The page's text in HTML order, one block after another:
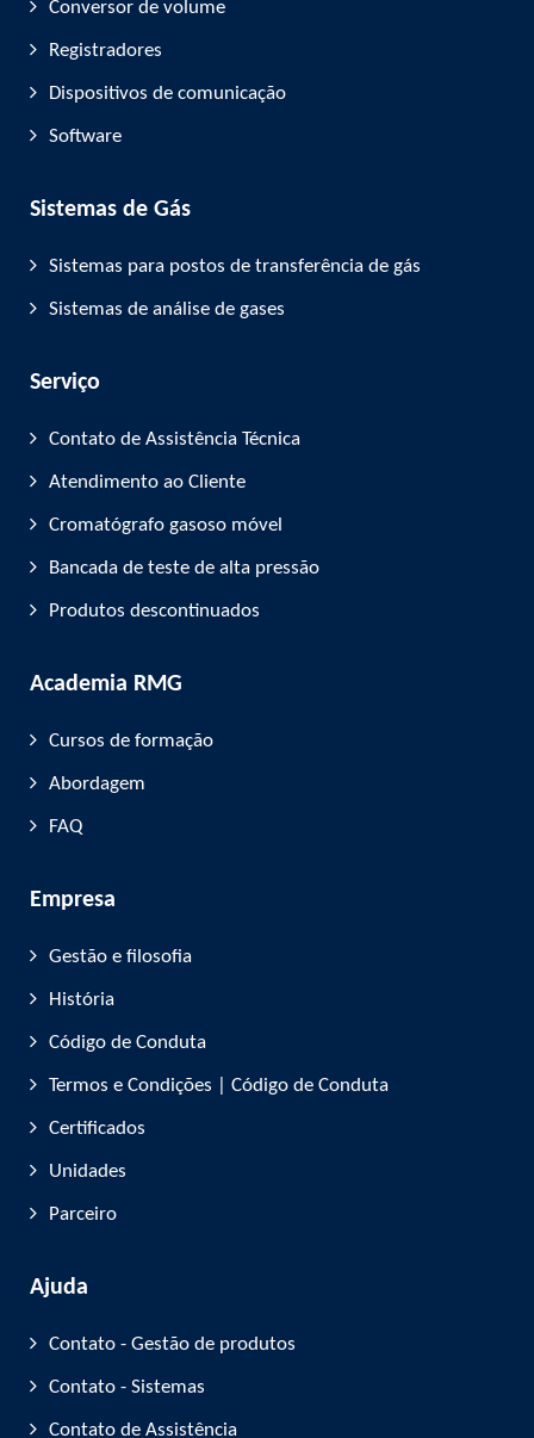
Conversor de volume
Registradores
Dispositivos de comunicação
Software
Sistemas de Gás
Sistemas para postos de transferência de gás
Sistemas de análise de gases
Serviço
Contato de Assistência Técnica
Atendimento ao Cliente
Cromatógrafo gasoso móvel
Bancada de teste de alta pressão
Produtos descontinuados
Academia RMG
Cursos de formação
Abordagem
FAQ
Empresa
Gestão e filosofia
História
Código de Conduta
Termos e Condições | Código de Conduta
Certificados
Unidades
Parceiro
Ajuda
Contato - Gestão de produtos
Contato - Sistemas
Contato de Assistência